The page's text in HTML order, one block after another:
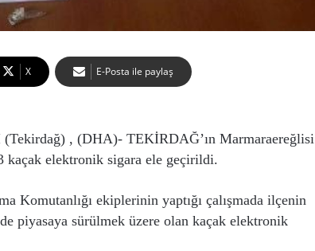
X E-Posta ile paylaş
, (DHA)- TEKİRDAĞ’ın Marmaraereğlisi
kaçak elektronik sigara ele geçirildi.
Komutanlığı ekiplerinin yaptığı çalışmada ilçenin
piyasaya sürülmek üzere olan kaçak elektronik